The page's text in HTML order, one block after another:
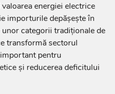
energiei electrice
importurile depășește în
categorii tradiționale de
transformă sectorul
pentru
și reducerea deficitului